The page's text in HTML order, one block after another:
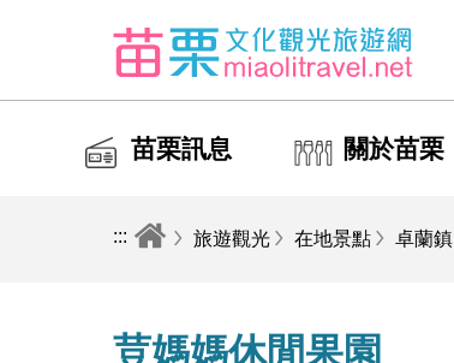
苗栗訊息 關於苗栗
::: 旅遊觀光 在地景點 卓蘭鎮
荳媽媽休閒果園